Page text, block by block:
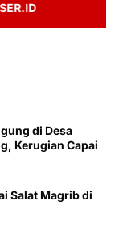
di Desa
Kerugian Capai
Salat Magrib di